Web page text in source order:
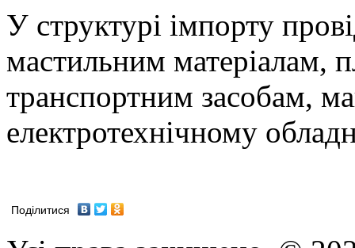
У структурі імпорту
мастильним матеріалам,
транспортним засобам,
електротехнічному
Поділитися